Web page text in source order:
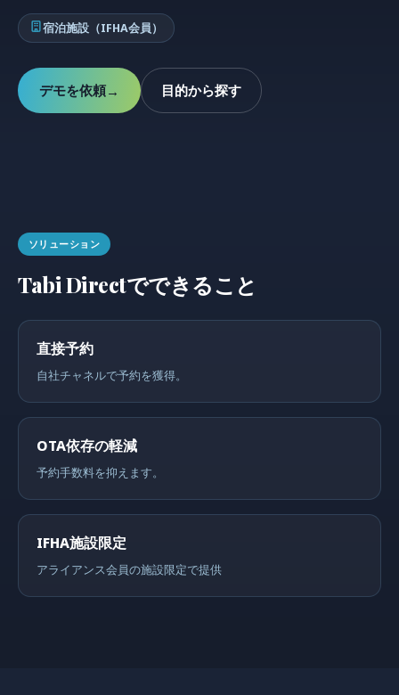
宿泊施設（IFHA会員）
デモを依頼→ 目的から探す
ソリューション
Tabi Directでできること
直接予約
自社チャネルで予約を獲得。
OTA依存の軽減
予約手数料を抑えます。
IFHA施設限定
アライアンス会員の施設限定で提供